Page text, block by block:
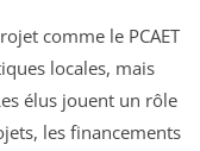
comme le PCAET
locales, mais
élus jouent un rôle
les financements